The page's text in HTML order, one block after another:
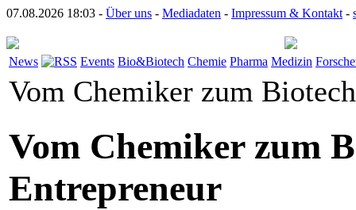
07.08.2026 18:03 - Über uns - Mediadaten - Impressum & Kontakt -
News Events Bio&Biotech Chemie Pharma Medizin
Vom Chemiker zum
Vom Chemiker zum
Entrepreneur